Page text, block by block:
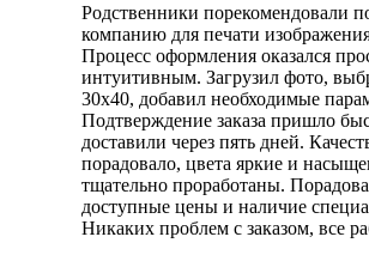
Родственники порекомендовали
компанию для печати
Процесс оформления оказался
интуитивным. Загрузил фото,
30х40, добавил необходимые
Подтверждение заказа пришло
доставили через пять дней.
порадовало, цвета яркие и
тщательно проработаны.
доступные цены и наличие
Никаких проблем с заказом, все